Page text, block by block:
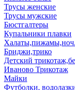
Трусы женские
Трусы мужские
Бюстгалтеры
Купальники плавки
Бриджи,трико
Детский
Иваново Трикотаж
Майки
Футболки,